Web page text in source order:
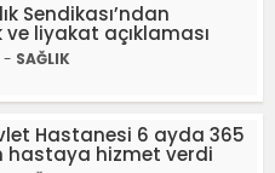
Sendikası’ndan
ve liyakat açıklaması
- SAĞLIK
Hastanesi 6 ayda 365
hastaya hizmet verdi